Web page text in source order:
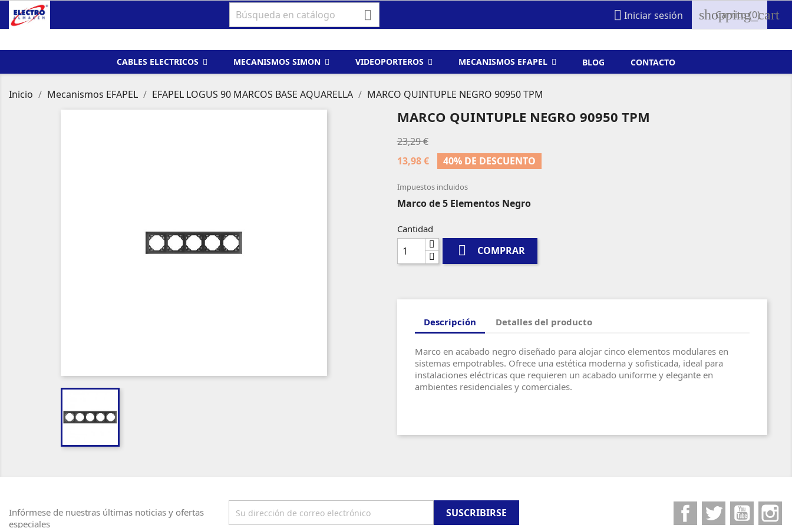
  Iniciar sesión shopping_cart
Carrito(0)
CABLES ELECTRICOS MECANISMOS SIMON VIDEOPORTEROS MECANISMOS EFAPEL BLOG CONTACTO
Inicio Mecanismos EFAPEL EFAPEL LOGUS 90 MARCOS BASE AQUARELLA MARCO QUINTUPLE NEGRO 90950 TPM
MARCO QUINTUPLE NEGRO 90950 TPM
23,29 €
13,98 €
40% DE DESCUENTO
Impuestos incluidos
Marco de 5 Elementos Negro
Cantidad
 COMPRAR
Descripción Detalles del producto
Marco en acabado negro diseñado para alojar cinco elementos modulares en
sistemas empotrables. Ofrece una estética moderna y sofisticada, ideal para
instalaciones eléctricas que requieren un acabado uniforme y elegante en
ambientes residenciales y comerciales.
Infórmese de nuestras últimas noticias y ofertas
especiales
FacebookTwitter YouTube